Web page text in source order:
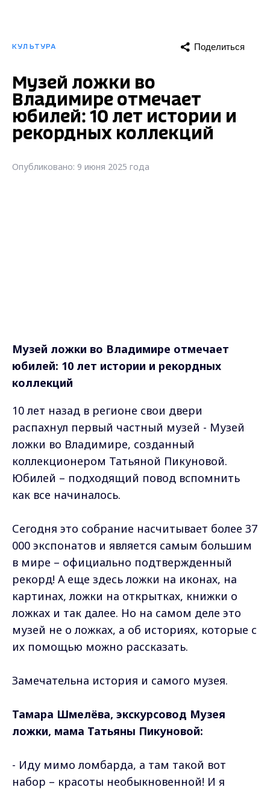
КУЛЬТУРА Поделиться
Музей ложки во
Владимире отмечает
юбилей: 10 лет истории и
рекордных коллекций
Опубликовано: 9 июня 2025 года
Музей ложки во Владимире отмечает
юбилей: 10 лет истории и рекордных
коллекций
10 лет назад в регионе свои двери
распахнул первый частный музей - Музей
ложки во Владимире, созданный
коллекционером Татьяной Пикуновой.
Юбилей – подходящий повод вспомнить
как все начиналось.
Сегодня это собрание насчитывает более 37
000 экспонатов и является самым большим
в мире – официально подтвержденный
рекорд! А еще здесь ложки на иконах, на
картинах, ложки на открытках, книжки о
ложках и так далее. Но на самом деле это
музей не о ложках, а об историях, которые с
их помощью можно рассказать.
Замечательна история и самого музея.
Тамара Шмелёва, экскурсовод Музея
ложки, мама Татьяны Пикуновой:
- Иду мимо ломбарда, а там такой вот
набор – красоты необыкновенной! И я